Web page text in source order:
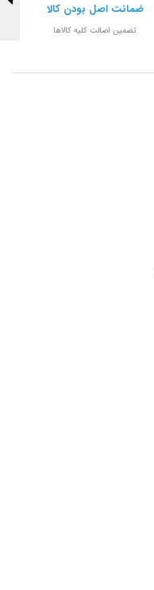
ضمانت اصل بودن کالا
تضمین اصالت کلیه کالاها